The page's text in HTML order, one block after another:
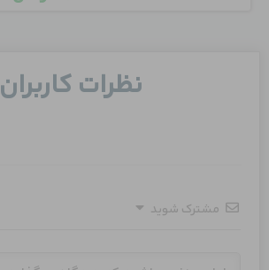
نظرات کاربران
مشترک شوید